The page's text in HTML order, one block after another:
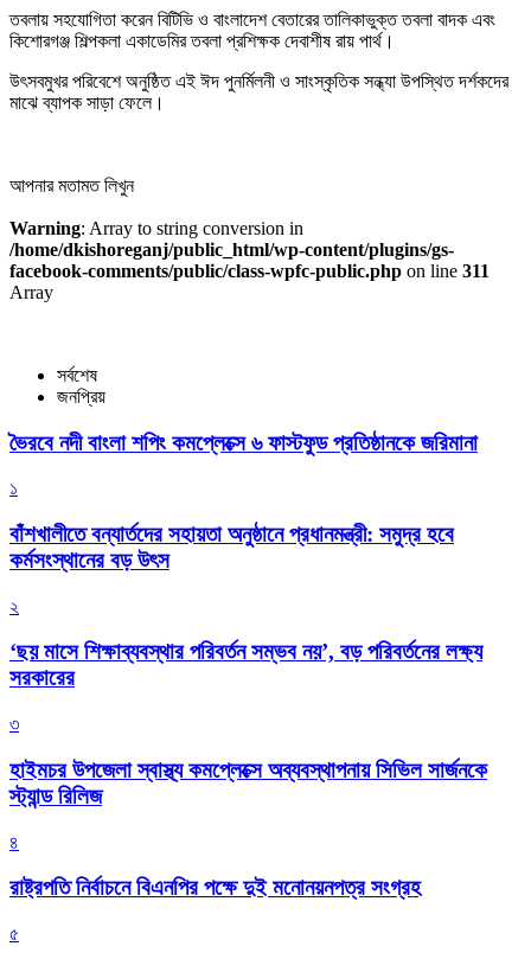
তবলায় সহযোগিতা করেন বিটিভি ও বাংলাদেশ বেতারের তালিকাভুক্ত তবলা বাদক এবং
কিশোরগঞ্জ শিল্পকলা একাডেমির তবলা প্রশিক্ষক দেবাশীষ রায় পার্থ।
উৎসবমুখর পরিবেশে অনুষ্ঠিত এই ঈদ পুনর্মিলনী ও সাংস্কৃতিক সন্ধ্যা উপস্থিত দর্শকদের
মাঝে ব্যাপক সাড়া ফেলে।
আপনার মতামত লিখুন
Warning: Array to string conversion in
/home/dkishoreganj/public_html/wp-content/plugins/gs-
facebook-comments/public/class-wpfc-public.php on line 311
Array
সর্বশেষ
জনপ্রিয়
ভৈরবে নদী বাংলা শপিং কমপ্লেক্সে ৬ ফাস্টফুড প্রতিষ্ঠানকে জরিমানা
১
বাঁশখালীতে বন্যার্তদের সহায়তা অনুষ্ঠানে প্রধানমন্ত্রী: সমুদ্র হবে
কর্মসংস্থানের বড় উৎস
২
‘ছয় মাসে শিক্ষাব্যবস্থার পরিবর্তন সম্ভব নয়’, বড় পরিবর্তনের লক্ষ্য
সরকারের
৩
হাইমচর উপজেলা স্বাস্থ্য কমপ্লেক্সে অব্যবস্থাপনায় সিভিল সার্জনকে
স্ট্যান্ড রিলিজ
৪
রাষ্ট্রপতি নির্বাচনে বিএনপির পক্ষে দুই মনোনয়নপত্র সংগ্রহ
৫